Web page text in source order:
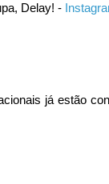
Delay! -
já estão